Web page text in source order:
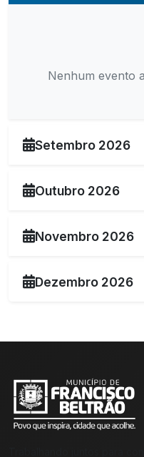
Nenhum evento
Setembro 2026
Outubro 2026
Novembro 2026
Dezembro 2026